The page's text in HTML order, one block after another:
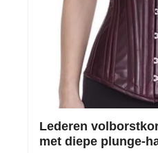
Lederen
met diepe plunge-